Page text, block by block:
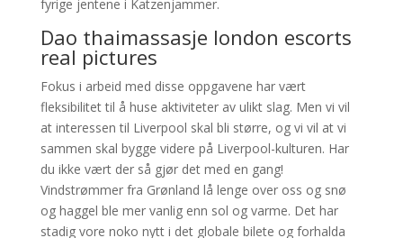
fyrige jentene i Katzenjammer.
Dao thaimassasje london escorts
real pictures
Fokus i arbeid med disse oppgavene har vært
fleksibilitet til å huse aktiviteter av ulikt slag. Men vi vil
at interessen til Liverpool skal bli større, og vi vil at vi
sammen skal bygge videre på Liverpool-kulturen. Har
du ikke vært der så gjør det med en gang!
Vindstrømmer fra Grønland lå lenge over oss og snø
og haggel ble mer vanlig enn sol og varme. Det har
stadig vore noko nytt i det globale bilete og forhalda